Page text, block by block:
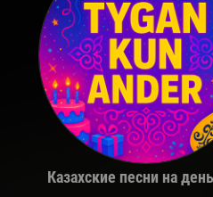
Қуандық Рахым